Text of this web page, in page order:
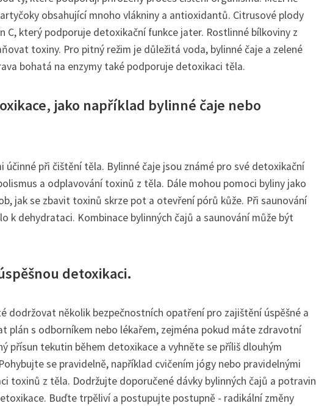
obsahující mnoho vlákniny a antioxidantů. Citrusové plody
který podporuje detoxikační funkce jater. Rostlinné bílkoviny z
toxiny. Pro pitný režim je důležitá voda, bylinné čaje a zelené
bohatá na enzymy také podporuje detoxikaci těla.
jako například bylinné čaje nebo
při čištění těla. Bylinné čaje jsou známé pro své detoxikační
a odplavování toxinů z těla. Dále mohou pomoci byliny jako
jak se zbavit toxinů skrze pot a otevření pórů kůže. Při saunování
k dehydrataci. Kombinace bylinných čajů a saunování může být
detoxikaci.
dodržovat několik bezpečnostních opatření pro zajištění úspěšné a
plán s odborníkem nebo lékařem, zejména pokud máte zdravotní
přísun tekutin během detoxikace a vyhněte se příliš dlouhým
se pravidelně, například cvičením jógy nebo pravidelnými
toxinů z těla. Dodržujte doporučené dávky bylinných čajů a potravin
Buďte trpěliví a postupujte postupně - radikální změny